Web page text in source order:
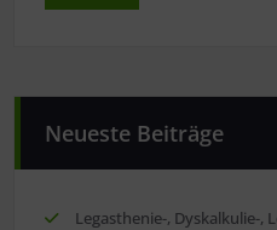
Neueste Beiträge
Legasthenie-, Dyskalkulie-,